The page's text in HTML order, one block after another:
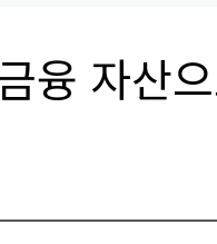
융 자산